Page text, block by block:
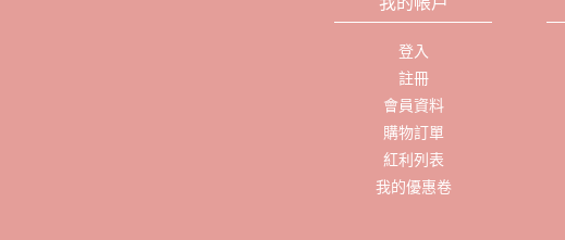
登入
註冊
會員資料
購物訂單
紅利列表
我的優惠卷